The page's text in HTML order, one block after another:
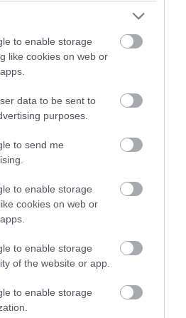
to enable storage
like cookies on web or
data to be sent to
purposes.
to send me
to enable storage
cookies on web or
to enable storage
of the website or app.
to enable storage
άνθρωποι
τα θεωρητικά όρια